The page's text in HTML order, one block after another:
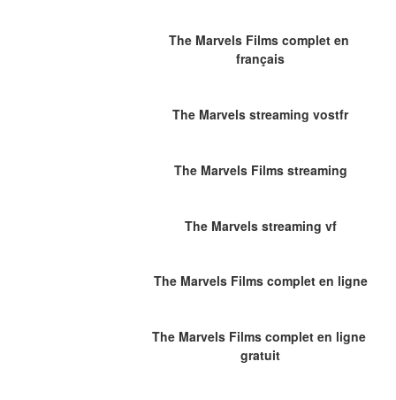
The Marvels Films complet en
français
The Marvels streaming vostfr
The Marvels Films streaming
The Marvels streaming vf
The Marvels Films complet en ligne
The Marvels Films complet en ligne
gratuit